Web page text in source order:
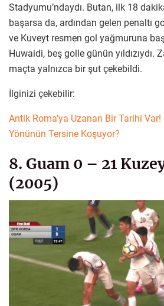
Stadyumu’ndaydı. Butan, ilk 18
başarsa da, ardından gelen penaltı
ve Kuveyt resmen gol yağmuruna
Huwaidi, beş golle günün yıldızıydı.
maçta yalnızca bir şut çekebildi.
İlginizi çekebilir:
Antik Roma’ya Uzanan Bir Tarihi
Yönünün Tersine Koşuyor?
8. Guam 0 – 21
(2005)